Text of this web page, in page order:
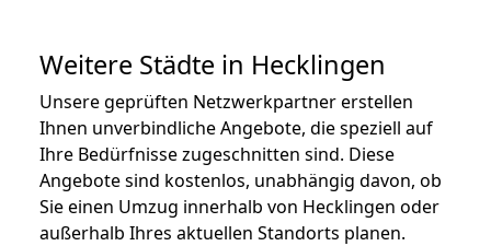
Weitere Städte in Hecklingen
Unsere geprüften Netzwerkpartner erstellen
Ihnen unverbindliche Angebote, die speziell auf
Ihre Bedürfnisse zugeschnitten sind. Diese
Angebote sind kostenlos, unabhängig davon, ob
Sie einen Umzug innerhalb von Hecklingen oder
außerhalb Ihres aktuellen Standorts planen.